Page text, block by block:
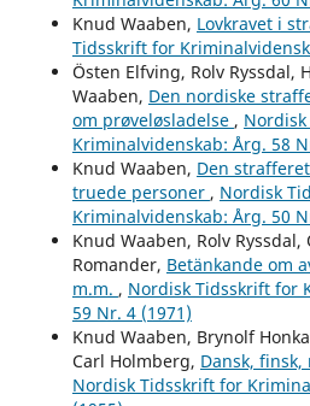
Knud Waaben, Lovkravet i
Tidsskrift for
Östen Elfving, Rolv Ryssdal,
Waaben, Den nordiske
om prøveløsladelse ,
Kriminalvidenskab: Årg. 58
Knud Waaben, Den
truede personer , Nordisk
Kriminalvidenskab: Årg. 50
Knud Waaben, Rolv
Romander, Betänkande om
m.m. , Nordisk Tidsskrift for
59 Nr. 4 (1971)
Knud Waaben, Brynolf
Carl Holmberg, Dansk, finsk,
Nordisk Tidsskrift for